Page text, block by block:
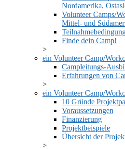
Nordamerika,
Volunteer Camps/
Mittel- und
Finde dein Camp!
ein Volunteer Camp/
Campleitungs-
Erfahrungen von
ein Volunteer Camp/
10 Gründe
Voraussetzungen
Finanzierung
Projektbeispiele
Übersicht der